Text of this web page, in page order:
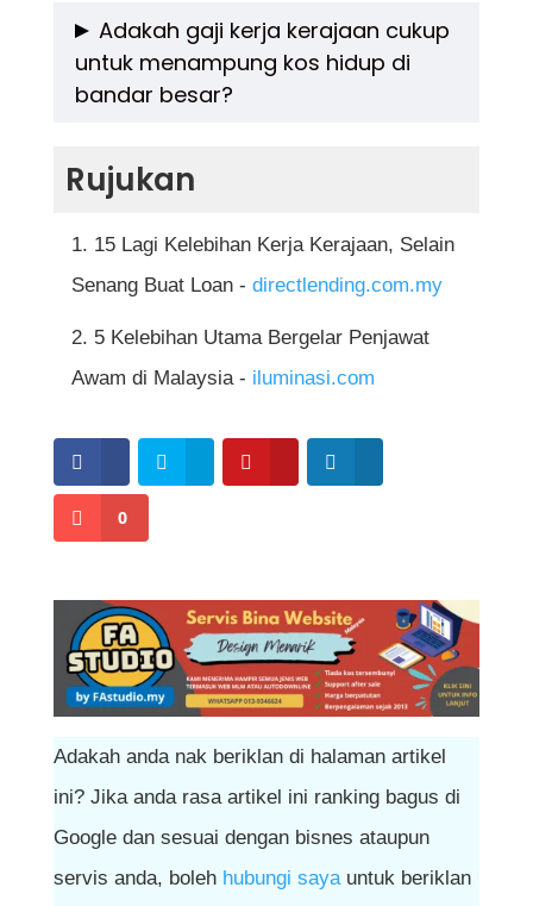
meningkat mengikut senioriti.
Penjawat awam boleh dipindahkan ke mana-
mana lokasi di bawah seliaan kerajaan
Malaysia bergantung kepada keperluan
biasanya permohonan pertukaran boleh
Adakah gaji kerja kerajaan cukup
untuk menampung kos hidup di
bandar besar?
dari sektor swasta, elaun tetap seperti COLA
dan elaun perumahan membantu
menampung kos sara hidup, terutama di
sering dirancang dengan kemudahan
potongan gaji automatik.
Rujukan
15 Lagi Kelebihan Kerja Kerajaan, Selain
Senang Buat Loan - directlending.com.my
5 Kelebihan Utama Bergelar Penjawat
Awam di Malaysia - iluminasi.com
0
Adakah anda nak beriklan di halaman artikel
ini? Jika anda rasa artikel ini ranking bagus di
Google dan sesuai dengan bisnes ataupun
servis anda, boleh hubungi sayauntuk beriklan